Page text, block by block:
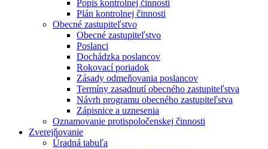
Popis kontrolnej činnosti
Plán kontrolnej činnosti
Obecné zastupiteľstvo
Obecné zastupiteľstvo
Poslanci
Dochádzka poslancov
Rokovací poriadok
Zásady odmeňovania poslancov
Termíny zasadnutí obecného zastupiteľstva
Návrh programu obecného zastupiteľstva
Zápisnice a uznesenia
Oznamovanie protispoločenskej činnosti
Zverejňovanie
Úradná tabuľa